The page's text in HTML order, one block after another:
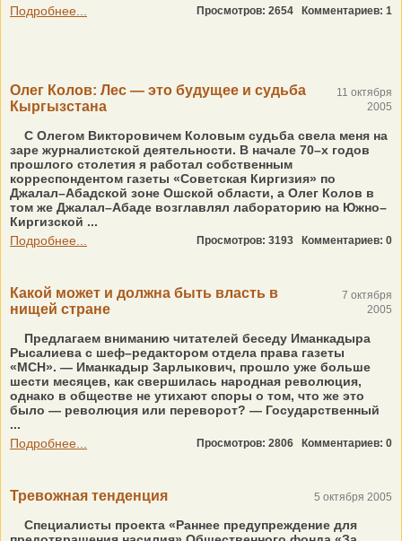
Подробнее...
Просмотров: 2654 Комментариев: 1
Олег Колов: Лес — это будущее и судьба
Кыргызстана
11 октября
2005
С Олегом Викторовичем Коловым судьба свела меня на
заре журналистской деятельности. В начале 70–х годов
прошлого столетия я работал собственным
корреспондентом газеты «Советская Киргизия» по
Джалал–Абадской зоне Ошской области, а Олег Колов в
том же Джалал–Абаде возглавлял лабораторию на Южно–
Киргизской ...
Подробнее...
Просмотров: 3193 Комментариев: 0
Какой может и должна быть власть в
нищей стране
7 октября
2005
Предлагаем вниманию читателей беседу Иманкадыра
Рысалиева с шеф–редактором отдела права газеты
«МСН». — Иманкадыр Зарлыкович, прошло уже больше
шести месяцев, как свершилась народная революция,
однако в обществе не утихают споры о том, что же это
было — революция или переворот? — Государственный
...
Подробнее...
Просмотров: 2806 Комментариев: 0
Тревожная тенденция 5 октября 2005
Специалисты проекта «Раннее предупреждение для